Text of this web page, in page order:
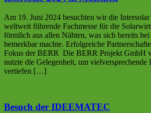
Am 19. Juni 2024 besuchten wir die
weltweit führende Fachmesse für die
förmlich aus allen Nähten, was sich bereits
bemerkbar machte. Erfolgreiche
Fokus der BERR Die BERR Projekt GmbH
nutzte die Gelegenheit, um vielversprechende
vertiefen […]
Besuch der IDEEMATEC